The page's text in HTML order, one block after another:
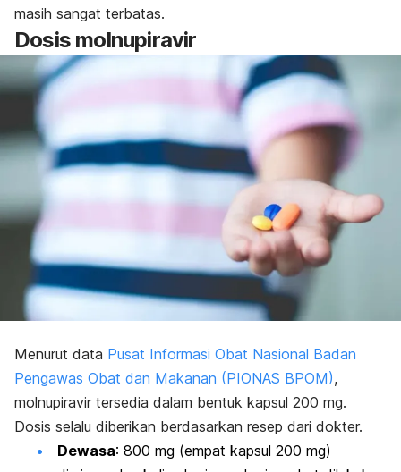
masih sangat terbatas.
Dosis molnupiravir
Menurut data Pusat Informasi Obat Nasional Badan
Pengawas Obat dan Makanan (PIONAS BPOM),
molnupiravir tersedia dalam bentuk kapsul 200 mg.
Dosis selalu diberikan berdasarkan resep dari dokter.
Dewasa: 800 mg (empat kapsul 200 mg)